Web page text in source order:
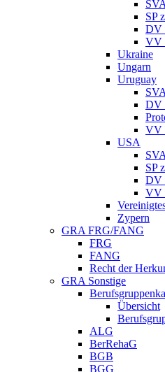
SP
DV
VV
Ukraine
Ungarn
Uruguay
DV
VV
USA
SP
DV
VV
Zypern
GRA FRG/FANG
FRG
FANG
Recht der
GRA Sonstige
Übersicht
ALG
BerRehaG
BGB
BGG